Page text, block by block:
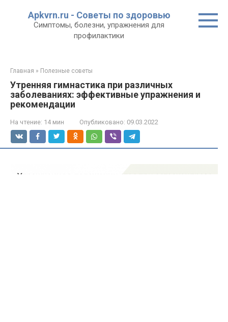
Apkvrn.ru - Советы по здоровью
Симптомы, болезни, упражнения для
профилактики
Главная » Полезные советы
Утренняя гимнастика при различных
заболеваниях: эффективные упражнения и
рекомендации
На чтение: 14 мин Опубликовано: 09.03.2022